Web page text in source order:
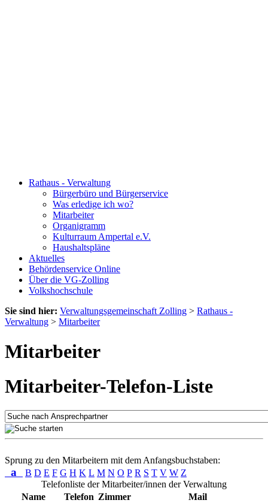
Rathaus - Verwaltung
Bürgerbüro und Bürgerservice
Was erledige ich wo?
Mitarbeiter
Organigramm
Kulturraum Ampertal e.V.
Haushaltspläne
Aktuelles
Behördenservice Online
Über die VG-Zolling
Volkshochschule
Sie sind hier: Verwaltungsgemeinschaft Zolling > Rathaus -
Verwaltung > Mitarbeiter
Mitarbeiter
Mitarbeiter-Telefon-Liste
Sprung zu den Mitarbeitern mit dem Anfangsbuchstaben:
a B D E F G H K L M N O P R S T V W Z
Telefonliste der Mitarbeiter/innen der Verwaltung
Name
Telefon Zimmer
Mail